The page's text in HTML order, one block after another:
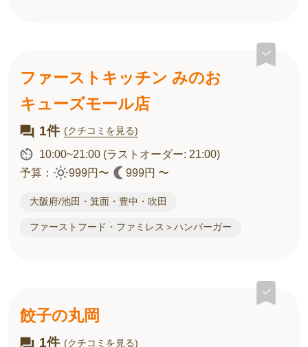
ファーストキッチン みのお
キューズモール店
1件 (クチコミを見る)
10:00~21:00 (ラストオーダー: 21:00)
予算：
999円〜 999円 〜
大阪府/池田・箕面・豊中・吹田
ファーストフード・ファミレス＞ハンバーガー
餃子の丸岡
1件 (クチコミを見る)